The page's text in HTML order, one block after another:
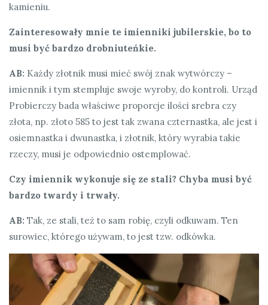
kamieniu.
Zainteresowały mnie te imienniki jubilerskie, bo to
musi być bardzo drobniuteńkie.
AB: Każdy złotnik musi mieć swój znak wytwórczy –
imiennik i tym stempluje swoje wyroby, do kontroli. Urząd
Probierczy bada właściwe proporcje ilości srebra czy
złota, np. złoto 585 to jest tak zwana czternastka, ale jest i
osiemnastka i dwunastka, i złotnik, który wyrabia takie
rzeczy, musi je odpowiednio ostemplować.
Czy imiennik wykonuje się ze stali? Chyba musi być
bardzo twardy i trwały.
AB: Tak, ze stali, też to sam robię, czyli odkuwam. Ten
surowiec, którego używam, to jest tzw. odkówka.